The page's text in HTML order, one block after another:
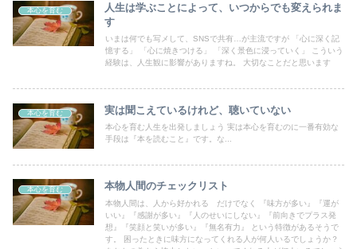
本心を育む
人生は学ぶことによって、いつからでも変えられま
す
いまは何でも写メして、SNSで共有…が主流ですが 「心に深く記
憶する」 「心に焼きつける」 「深く景色に浸っていく」 こういう
経験は、人生観に影響がありますね。 大切なことだと思います
本心を育む 実は聞こえているけれど、聴いていない
本心を育む人生を出発しましょう 実は本心を育むのに一番有効な
手段は『本を読むこと』です。な...
本心を育む 本物人間のチェックリスト
本物人間は、人から好かれる だけでなく 『味方が多い』『運が
いい』『感謝が多い』『人のせいにしない』『前向きでプラス発
想』『笑顔と笑いが多い』『無名有力』 という特徴があるそうで
す。 困ったときに味方になってくれる人が何人いるでしょうか？